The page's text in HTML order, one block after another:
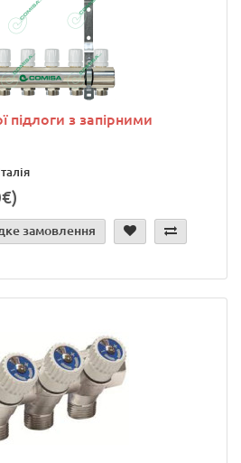
підлоги з запірними
замовлення